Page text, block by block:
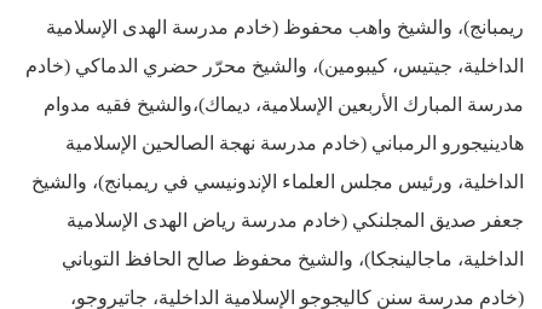
ريمبانج)، والشيخ واهب محفوظ (خادم مدرسة الهدى الإسلامية
الداخلية، جيتيس، كيبومين)، والشيخ محرّر حضري الدماكي (خادم
مدرسة المبارك الأربعين الإسلامية، ديماك)،والشيخ فقيه مدوام
هادينيجورو الرمباني (خادم مدرسة نهجة الصالحين الإسلامية
الداخلية، ورئيس مجلس العلماء الإندونيسي في ريمبانج)، والشيخ
جعفر صديق المجلنكي (خادم مدرسة رياض الهدى الإسلامية
الداخلية، ماجالينجكا)، والشيخ محفوظ صالح الحافظ التوباني
(خادم مدرسة سنن كاليجوجو الإسلامية الداخلية، جاتيروجو،